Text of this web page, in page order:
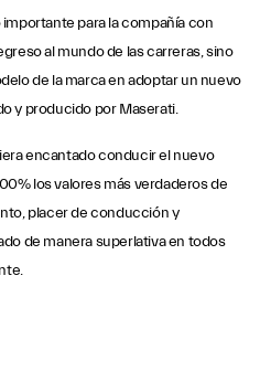
para la compañía con
al mundo de las carreras, sino
de la marca en adoptar un nuevo
y producido por Maserati.
encantado conducir el nuevo
los valores más verdaderos de
placer de conducción y
de manera superlativa en todos